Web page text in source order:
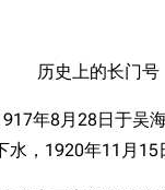
历史上的长门号
年8月28日于吴
水，1920年11月15